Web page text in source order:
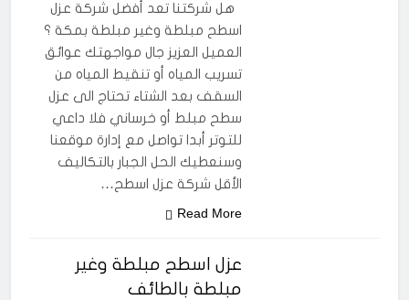
هل شركتنا تعد أفضل شركة عزل
اسطح مبلطة وغير مبلطة بمكة ؟
العميل العزيز جال مواجهتك عوائق
تسريب المياه أو تنقيط المياه من
السقف بعد الشتاء تحتاج الى عزل
سطح مبلط أو خرساني فلا داعي
للتوتر أبدا تواصل مع إدارة موقعنا
وسنعطيك الحل الجبار بالتكاليف
الأقل شركة عزل اسطح…
Read More
عزل اسطح مبلطة وغير
مبلطة بالطائف